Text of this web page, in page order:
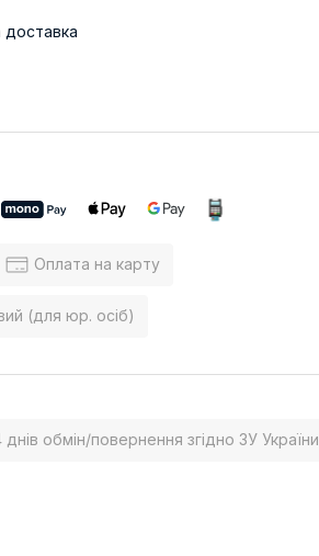
Оплата на карту
(для юр. осіб)
днів обмін/повернення згідно ЗУ України